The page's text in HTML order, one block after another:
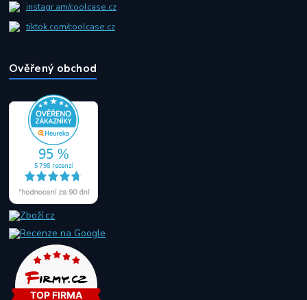
instagr.am/coolcase.cz
tiktok.com/coolcase.cz
Ověřený obchod